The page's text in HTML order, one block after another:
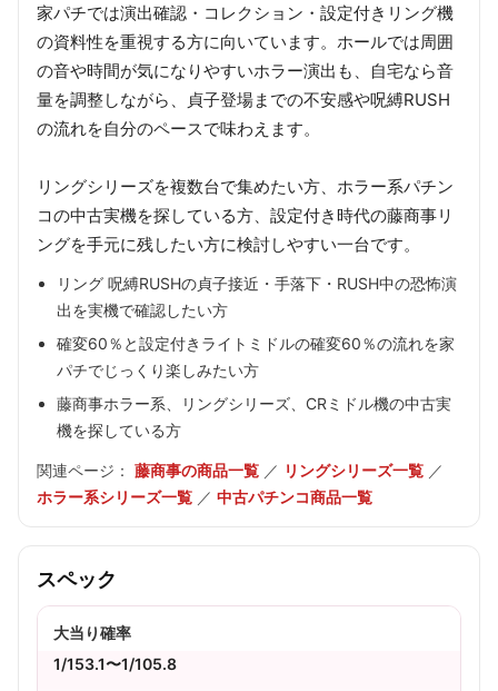
家パチでは演出確認・コレクション・設定付きリング機
の資料性を重視する方に向いています。ホールでは周囲
の音や時間が気になりやすいホラー演出も、自宅なら音
量を調整しながら、貞子登場までの不安感や呪縛RUSH
の流れを自分のペースで味わえます。
リングシリーズを複数台で集めたい方、ホラー系パチン
コの中古実機を探している方、設定付き時代の藤商事リ
ングを手元に残したい方に検討しやすい一台です。
リング 呪縛RUSHの貞子接近・手落下・RUSH中の恐怖演
出を実機で確認したい方
確変60％と設定付きライトミドルの確変60％の流れを家
パチでじっくり楽しみたい方
藤商事ホラー系、リングシリーズ、CRミドル機の中古実
機を探している方
関連ページ： 藤商事の商品一覧 ／ リングシリーズ一覧 ／
ホラー系シリーズ一覧 ／ 中古パチンコ商品一覧
スペック
大当り確率
1/153.1〜1/105.8